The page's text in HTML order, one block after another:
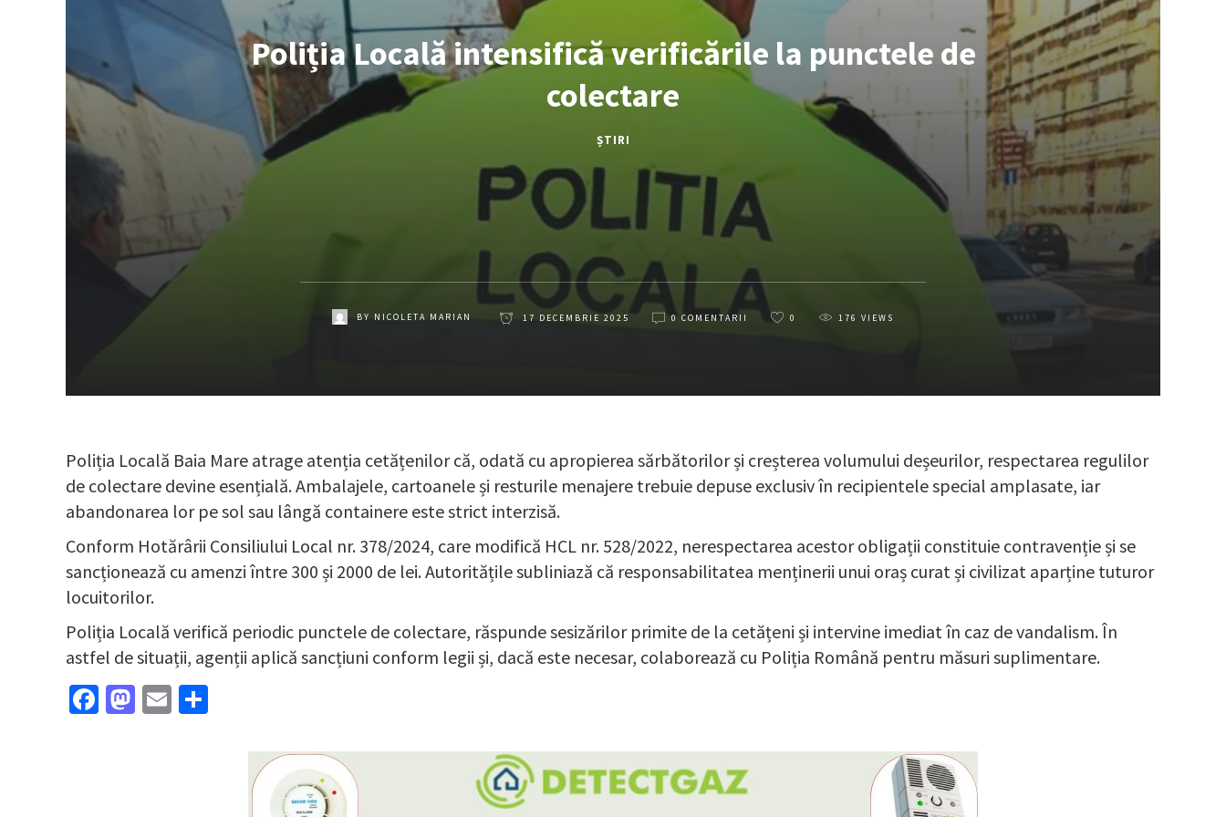
Poliția Locală intensifică verificările la punctele de
colectare
ȘTIRI
BY NICOLETA MARIAN 17 DECEMBRIE 2025 0 COMENTARII 0 176 VIEWS
Poliția Locală Baia Mare atrage atenția cetățenilor că, odată cu apropierea sărbătorilor și creșterea volumului deșeurilor, respectarea regulilor
de colectare devine esențială. Ambalajele, cartoanele și resturile menajere trebuie depuse exclusiv în recipientele special amplasate, iar
abandonarea lor pe sol sau lângă containere este strict interzisă.
Conform Hotărârii Consiliului Local nr. 378/2024, care modifică HCL nr. 528/2022, nerespectarea acestor obligații constituie contravenție și se
sancționează cu amenzi între 300 și 2000 de lei. Autoritățile subliniază că responsabilitatea menținerii unui oraș curat și civilizat aparține tuturor
locuitorilor.
Poliția Locală verifică periodic punctele de colectare, răspunde sesizărilor primite de la cetățeni și intervine imediat în caz de vandalism. În
astfel de situații, agenții aplică sancțiuni conform legii și, dacă este necesar, colaborează cu Poliția Română pentru măsuri suplimentare.
Facebook
Mastodon
Email